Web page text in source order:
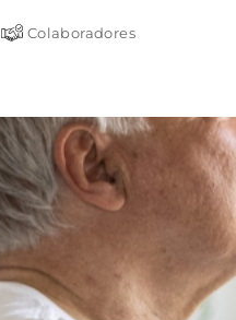
Colaboradores